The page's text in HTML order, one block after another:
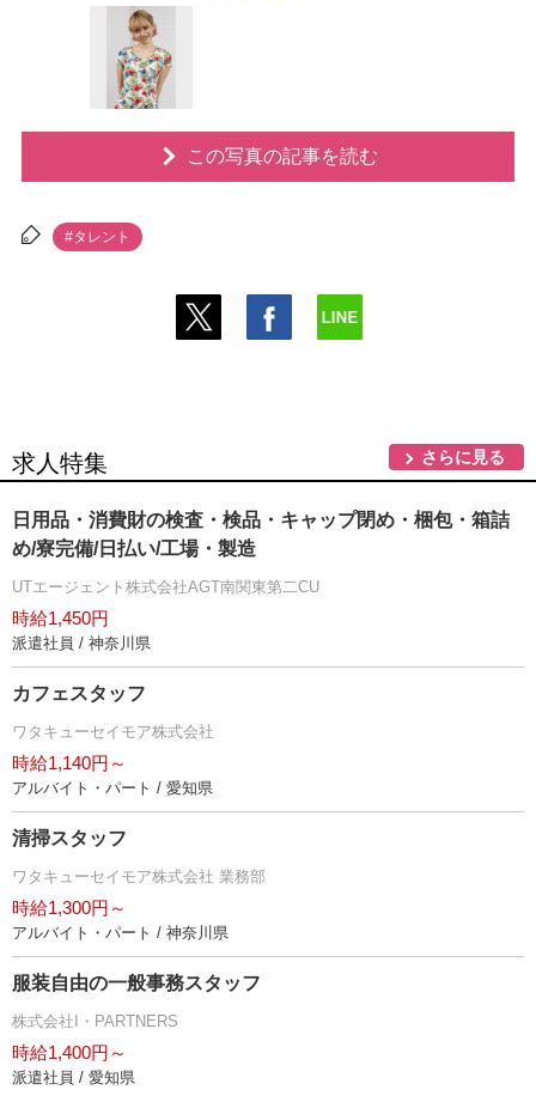
この写真の記事を読む
#タレント
求人特集 さらに見る
日用品・消費財の検査・検品・キャップ閉め・梱包・箱詰
め/寮完備/日払い/工場・製造
UTエージェント株式会社AGT南関東第二CU
時給1,450円
派遣社員 / 神奈川県
カフェスタッフ
ワタキューセイモア株式会社
時給1,140円～
アルバイト・パート / 愛知県
清掃スタッフ
ワタキューセイモア株式会社 業務部
時給1,300円～
アルバイト・パート / 神奈川県
服装自由の一般事務スタッフ
株式会社I・PARTNERS
時給1,400円～
派遣社員 / 愛知県